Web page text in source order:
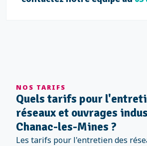
NOS TARIFS
Quels tarifs pour
réseaux et ouvrages
Chanac-les-Mines ?
Les tarifs pour l'entretien des